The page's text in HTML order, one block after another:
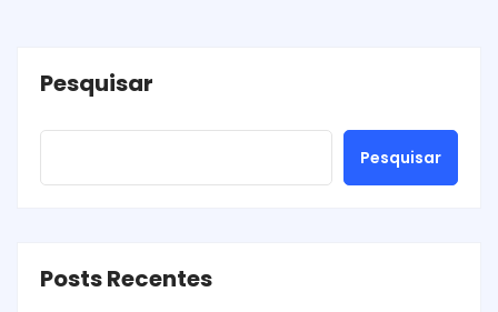
Pesquisar
Pesquisar
Posts Recentes